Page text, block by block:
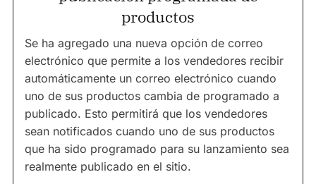
productos
Se ha agregado una nueva opción de correo
electrónico que permite a los vendedores recibir
automáticamente un correo electrónico cuando
uno de sus productos cambia de programado a
publicado. Esto permitirá que los vendedores
sean notificados cuando uno de sus productos
que ha sido programado para su lanzamiento sea
realmente publicado en el sitio.